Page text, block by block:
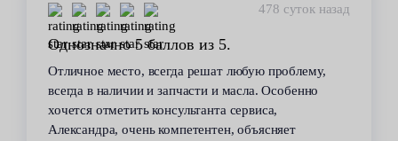
478 суток назад
из 5.
решат любую проблему,
и масла. Особенно
сервиса,
объясняет
В течение 6 лет
сервиса. Высокий
всегда помогал решить
автомобилем проблемы.